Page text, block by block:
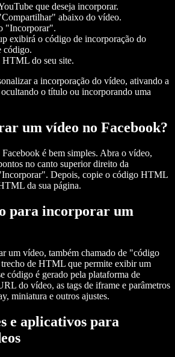
que deseja incorporar.
abaixo do vídeo.
"Incorporar".
exibirá o código de incorporação do
código.
do seu site.
a incorporação do vídeo, ativando a
o título ou incorporando uma
um vídeo no Facebook?
é bem simples. Abra o vídeo,
no canto superior direito da
Depois, copie o código HTML
da sua página.
para incorporar um
um vídeo, também chamado de "código
de HTML que permite exibir um
código é gerado pela plataforma de
do vídeo, as tags de iframe e parâmetros
miniatura e outros ajustes.
e aplicativos para